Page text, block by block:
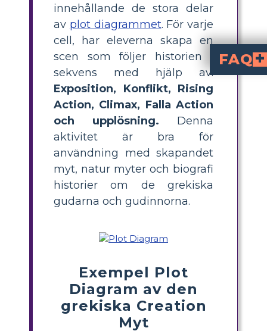
innehållande de stora delar
av plot diagrammet. För varje
cell, har eleverna skapa en
scen som följer historien i
sekvens med hjälp av:
Exposition, Konflikt, Rising
Action, Climax, Falla Action
och
upplösning. Denna
aktivitet är bra för
användning med skapandet
myt, natur myter och biografi
historier om de grekiska
gudarna och gudinnorna.
Exempel Plot
Diagram av den
grekiska Creation
Myt
FAQ